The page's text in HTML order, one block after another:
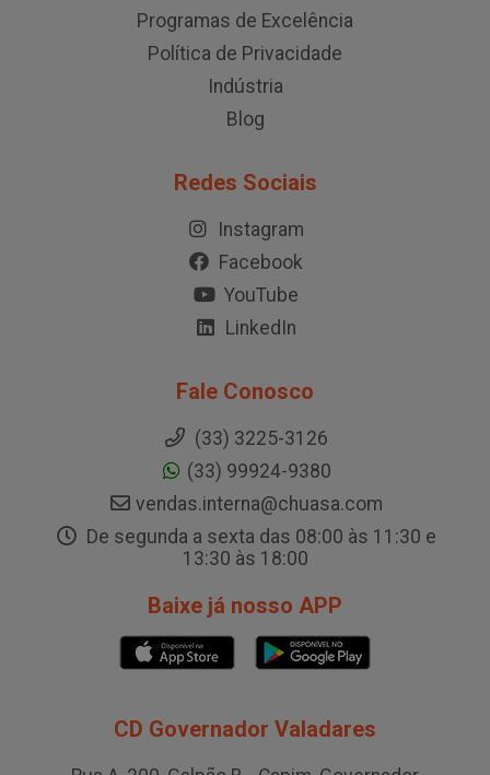
Programas de Excelência
Política de Privacidade
Indústria
Blog
Redes Sociais
Instagram
Facebook
YouTube
LinkedIn
Fale Conosco
(33) 3225-3126
(33) 99924-9380
vendas.interna@chuasa.com
De segunda a sexta das 08:00 às 11:30 e
13:30 às 18:00
Baixe já nosso APP
CD Governador Valadares